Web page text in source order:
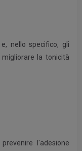
nello specifico, gli
la tonicità
l'adesione